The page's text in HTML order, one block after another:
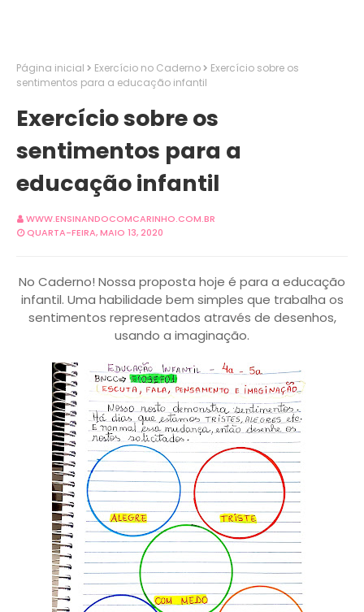
Página inicial Exercício no Caderno
Exercício sobre os
sentimentos para a educação infantil
Exercício sobre os
sentimentos para a
educação infantil
WWW.ENSINANDOCOMCARINHO.COM.BR
QUARTA-FEIRA, MAIO 13, 2020
No Caderno! Nossa proposta hoje é para a educação
infantil. Uma habilidade bem simples que trabalha os
sentimentos representados através de desenhos,
usando a imaginação.